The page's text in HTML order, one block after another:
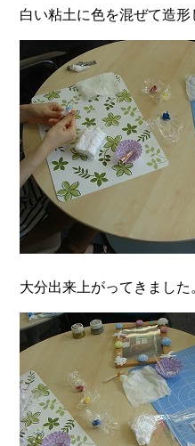
白い粘土に色を混ぜて造形
大分出来上がってきまし